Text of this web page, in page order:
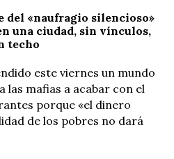
del «naufragio silencioso»
una ciudad, sin vínculos,
techo
este viernes un mundo
las mafias a acabar con el
porque «el dinero
de los pobres no dará